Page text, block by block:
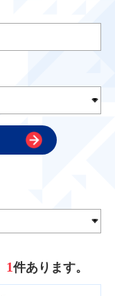
1件あります。